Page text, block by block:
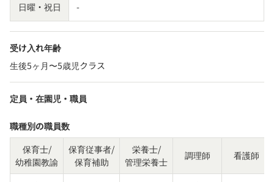
日曜・祝日 -
受け入れ年齢
生後5ヶ月〜5歳児クラス
定員・在園児・職員
職種別の職員数
保育士/
幼稚園教諭
保育従事者/
保育補助
栄養士/
管理栄養士
調理師 看護師